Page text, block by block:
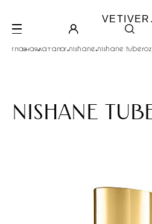
главная.каталог.nishane.nishane
nishane